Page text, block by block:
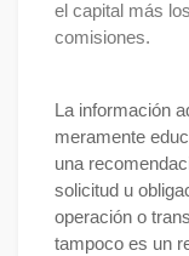
el capital más
comisiones.
La información
meramente
una
solicitud u
operación o
tampoco es un